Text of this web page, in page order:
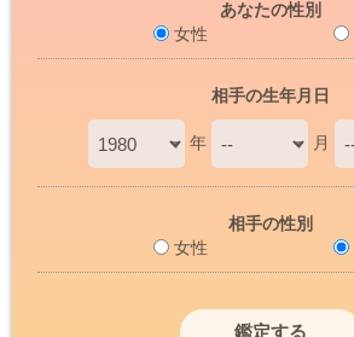
あなたの性別
女性
相手の生年月日
年 月
相手の性別
女性